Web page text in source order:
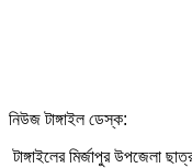
নিউজ টাঙ্গাইল ডেস্ক:
টাঙ্গাইলের মির্জাপুর উপজেলা